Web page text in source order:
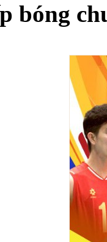
bóng